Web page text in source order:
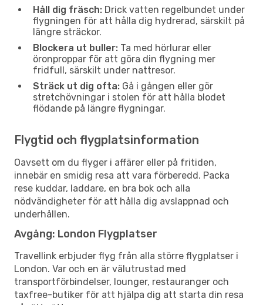
Håll dig fräsch: Drick vatten regelbundet under
flygningen för att hålla dig hydrerad, särskilt på
längre sträckor.
Blockera ut buller: Ta med hörlurar eller
öronproppar för att göra din flygning mer
fridfull, särskilt under nattresor.
Sträck ut dig ofta: Gå i gången eller gör
stretchövningar i stolen för att hålla blodet
flödande på längre flygningar.
Flygtid och flygplatsinformation
Oavsett om du flyger i affärer eller på fritiden,
innebär en smidig resa att vara förberedd. Packa
rese kuddar, laddare, en bra bok och alla
nödvändigheter för att hålla dig avslappnad och
underhållen.
Avgång: London Flygplatser
Travellink erbjuder flyg från alla större flygplatser i
London. Var och en är välutrustad med
transportförbindelser, lounger, restauranger och
taxfree-butiker för att hjälpa dig att starta din resa